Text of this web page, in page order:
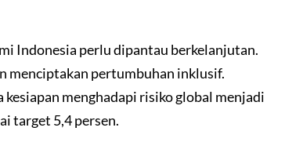
Indonesia perlu dipantau berkelanjutan.
menciptakan pertumbuhan inklusif.
menghadapi risiko global menjadi
target 5,4 persen.